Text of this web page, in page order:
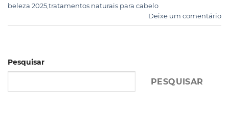
Pesquisar
PESQUISAR
beleza 2025 tratamentos naturais para cabelo
Deixe um comentário